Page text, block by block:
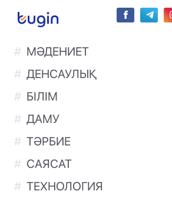
МӘДЕНИЕТ
ДЕНСАУЛЫҚ
БІЛІМ
ДАМУ
ТӘРБИЕ
САЯСАТ
ТЕХНОЛОГИЯ